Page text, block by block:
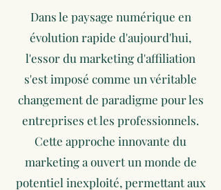
Dans le paysage numérique en
évolution rapide d'aujourd'hui,
l'essor du marketing d'affiliation
s'est imposé comme un véritable
changement de paradigme pour les
entreprises et les professionnels.
Cette approche innovante du
marketing a ouvert un monde de
potentiel inexploité, permettant aux